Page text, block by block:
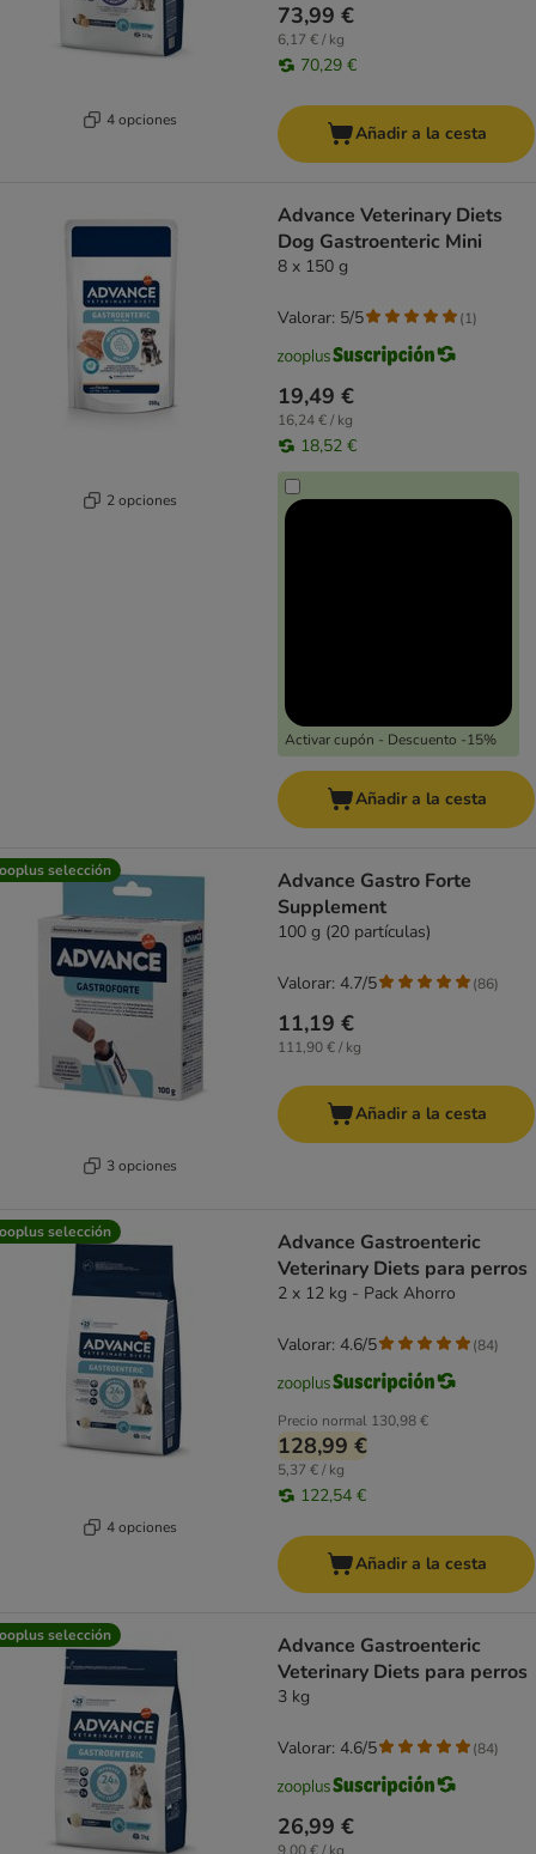
4 opciones
73,99 €
6,17 € / kg
70,29 €
Añadir a la cesta
2 opciones
Advance Veterinary Diets
Dog Gastroenteric Mini
8 x 150 g
19,49 €
16,24 € / kg
18,52 €
Activar cupón - Descuento -15%
Valorar: 5/5 (1)
Añadir a la cesta
selección
3 opciones
Advance Gastro Forte
Supplement
100 g (20 partículas)
11,19 €
111,90 € / kg
Valorar: 4.7/5 (86)
Añadir a la cesta
selección
4 opciones
Advance Gastroenteric
Veterinary Diets para perros
2 x 12 kg - Pack Ahorro
Precio normal 130,98 €
128,99 €
5,37 € / kg
122,54 €
Valorar: 4.6/5 (84)
Añadir a la cesta
selección
Advance Gastroenteric
Veterinary Diets para perros
3 kg
26,99 €
Valorar: 4.6/5 (84)